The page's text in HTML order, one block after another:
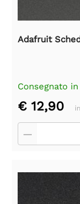
Adafruit
Consegnato
€ 12,90